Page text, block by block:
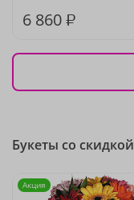
6 860 ₽
Букеты со скидкой
Акция